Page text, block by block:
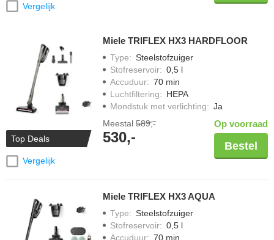
Vergelijk
Top Deals
Vergelijk
Miele TRIFLEX HX3 HARDFLOOR
Type: Steelstofzuiger
Stofreservoir: 0,5 l
Accuduur: 70 min
Luchtfiltering: HEPA
Mondstuk met verlichting: Ja
Meestal 589,-
530,-
Op voorraad
Bestel
Miele TRIFLEX HX3 AQUA
Type: Steelstofzuiger
Stofreservoir: 0,5 l
Accuduur: 70 min